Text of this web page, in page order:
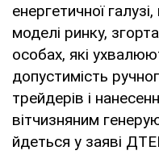
енергетичної
моделі ринку,
особах, які
допустимість
трейдерів і
вітчизняним
йдеться у заяві